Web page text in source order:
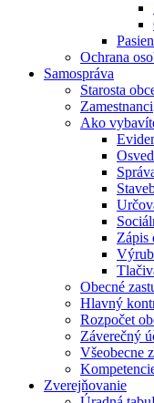
Ochrana
Samospráva
Starosta
Zamestnanci
Ako
Zápis
Obecné
Hlavný
Rozpočet
Záverečný
Všeobecne
Zverejňovanie